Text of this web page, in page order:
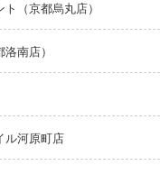
（京都烏丸店）
南店）
ル河原町店